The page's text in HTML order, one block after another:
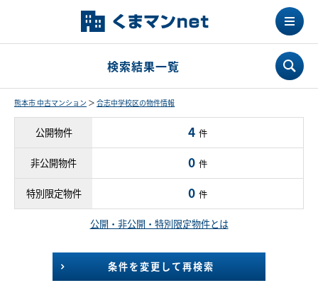
検索結果一覧
熊本市 中古マンション ＞ 合志中学校区の物件情報
公開物件 4 件
非公開物件 0 件
特別限定物件 0 件
公開・非公開・特別限定物件とは
条件を変更して再検索